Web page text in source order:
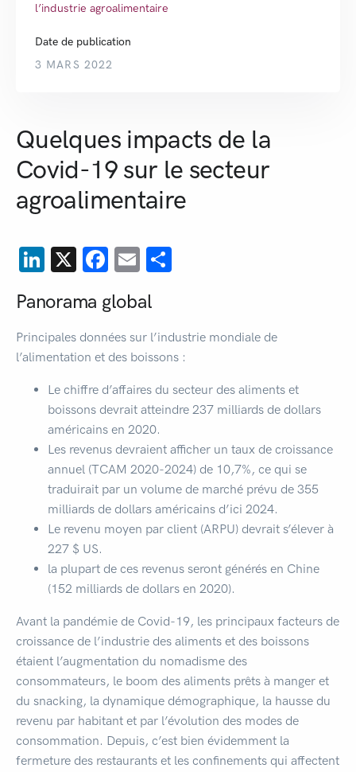
l’industrie agroalimentaire
Date de publication
3 MARS 2022
Quelques impacts de la
Covid-19 sur le secteur
agroalimentaire
LinkedIn
X Facebook
Email
Panorama global
Principales données sur l’industrie mondiale de
l’alimentation et des boissons :
Le chiffre d’affaires du secteur des aliments et
boissons devrait atteindre 237 milliards de dollars
américains en 2020.
Les revenus devraient afficher un taux de croissance
annuel (TCAM 2020-2024) de 10,7%, ce qui se
traduirait par un volume de marché prévu de 355
milliards de dollars américains d’ici 2024.
Le revenu moyen par client (ARPU) devrait s’élever à
227 $ US.
la plupart de ces revenus seront générés en Chine
(152 milliards de dollars en 2020).
Avant la pandémie de Covid-19, les principaux facteurs de
croissance de l’industrie des aliments et des boissons
étaient l’augmentation du nomadisme des
consommateurs, le boom des aliments prêts à manger et
du snacking, la dynamique démographique, la hausse du
revenu par habitant et par l’évolution des modes de
consommation. Depuis, c’est bien évidemment la
fermeture des restaurants et les confinements qui affectent